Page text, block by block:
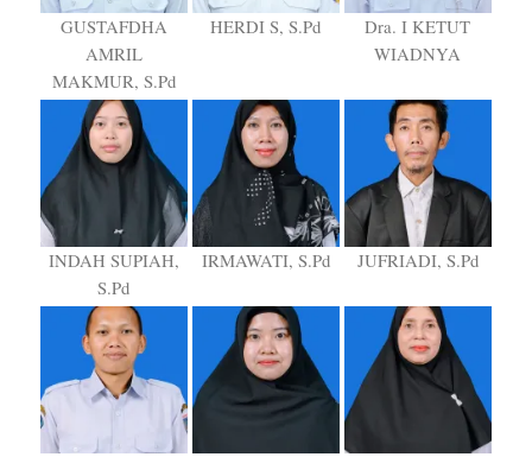
GUSTAFDHA
AMRIL
MAKMUR, S.Pd
HERDI S, S.Pd
Dra. I KETUT
WIADNYA
INDAH SUPIAH,
S.Pd
IRMAWATI, S.Pd JUFRIADI, S.Pd